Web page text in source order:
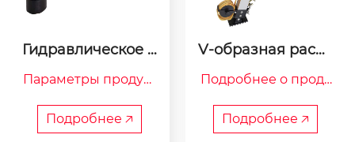
Гидравлическое д
ое устройство
Параметры продукт
Подробнее 🡥
V-образная распо
Подробнее о проду
Подробнее 🡥